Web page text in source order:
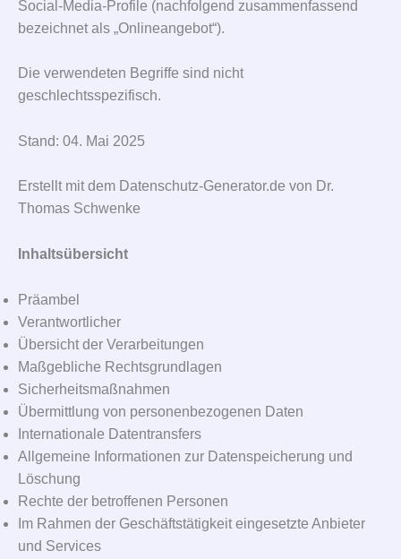
Social-Media-Profile (nachfolgend zusammenfassend
bezeichnet als „Onlineangebot“).
Die verwendeten Begriffe sind nicht
geschlechtsspezifisch.
Stand: 04. Mai 2025
Erstellt mit dem Datenschutz-Generator.de von Dr.
Thomas Schwenke
Inhaltsübersicht
Präambel
Verantwortlicher
Übersicht der Verarbeitungen
Maßgebliche Rechtsgrundlagen
Sicherheitsmaßnahmen
Übermittlung von personenbezogenen Daten
Internationale Datentransfers
Allgemeine Informationen zur Datenspeicherung und
Löschung
Rechte der betroffenen Personen
Im Rahmen der Geschäftstätigkeit eingesetzte Anbieter
und Services